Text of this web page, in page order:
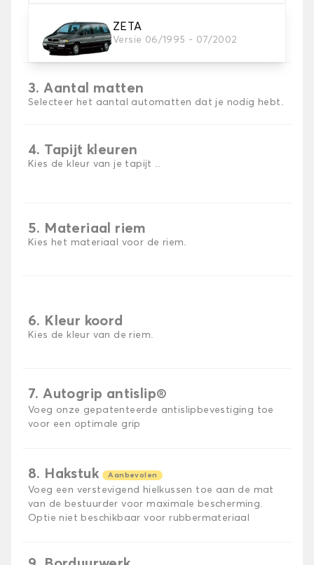
ZETA
Versie 06/1995 - 07/2002
2. Materiaal
Kies het materiaal van uw automatten
3. Aantal matten
Selecteer het aantal automatten dat je nodig hebt.
4. Tapijt kleuren
Kies de kleur van je tapijt ..
5. Materiaal riem
Kies het materiaal voor de riem.
6. Kleur koord
Kies de kleur van de riem.
7. Autogrip antislip®
Voeg onze gepatenteerde antislipbevestiging toe
voor een optimale grip
8. Hakstuk Aanbevolen
Voeg een verstevigend hielkussen toe aan de mat
van de bestuurder voor maximale bescherming.
Optie niet beschikbaar voor rubbermateriaal